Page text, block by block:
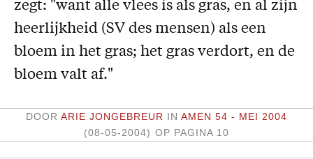
En verder
Bijbelstudieagenda
zegt: "want alle vlees is als gras, en al zijn
heerlijkheid (SV des mensen) als een
bloem in het gras; het gras verdort, en de
bloem valt af."
DOOR ARIE JONGEBREUR INAMEN 54 - MEI 2004
(08-05-2004) OP PAGINA 10